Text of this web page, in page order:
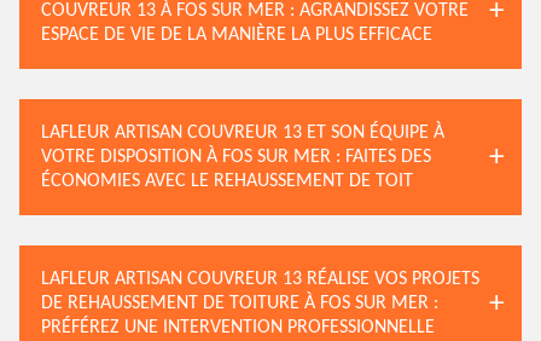
COUVREUR 13 À FOS SUR MER : AGRANDISSEZ VOTRE
ESPACE DE VIE DE LA MANIÈRE LA PLUS EFFICACE
LAFLEUR ARTISAN COUVREUR 13 ET SON ÉQUIPE À
VOTRE DISPOSITION À FOS SUR MER : FAITES DES
ÉCONOMIES AVEC LE REHAUSSEMENT DE TOIT
LAFLEUR ARTISAN COUVREUR 13 RÉALISE VOS PROJETS
DE REHAUSSEMENT DE TOITURE À FOS SUR MER :
PRÉFÉREZ UNE INTERVENTION PROFESSIONNELLE